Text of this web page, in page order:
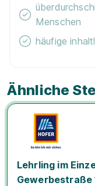
Ähnliche
Lehrling im
Gewerbestraße
Menschen
häufige